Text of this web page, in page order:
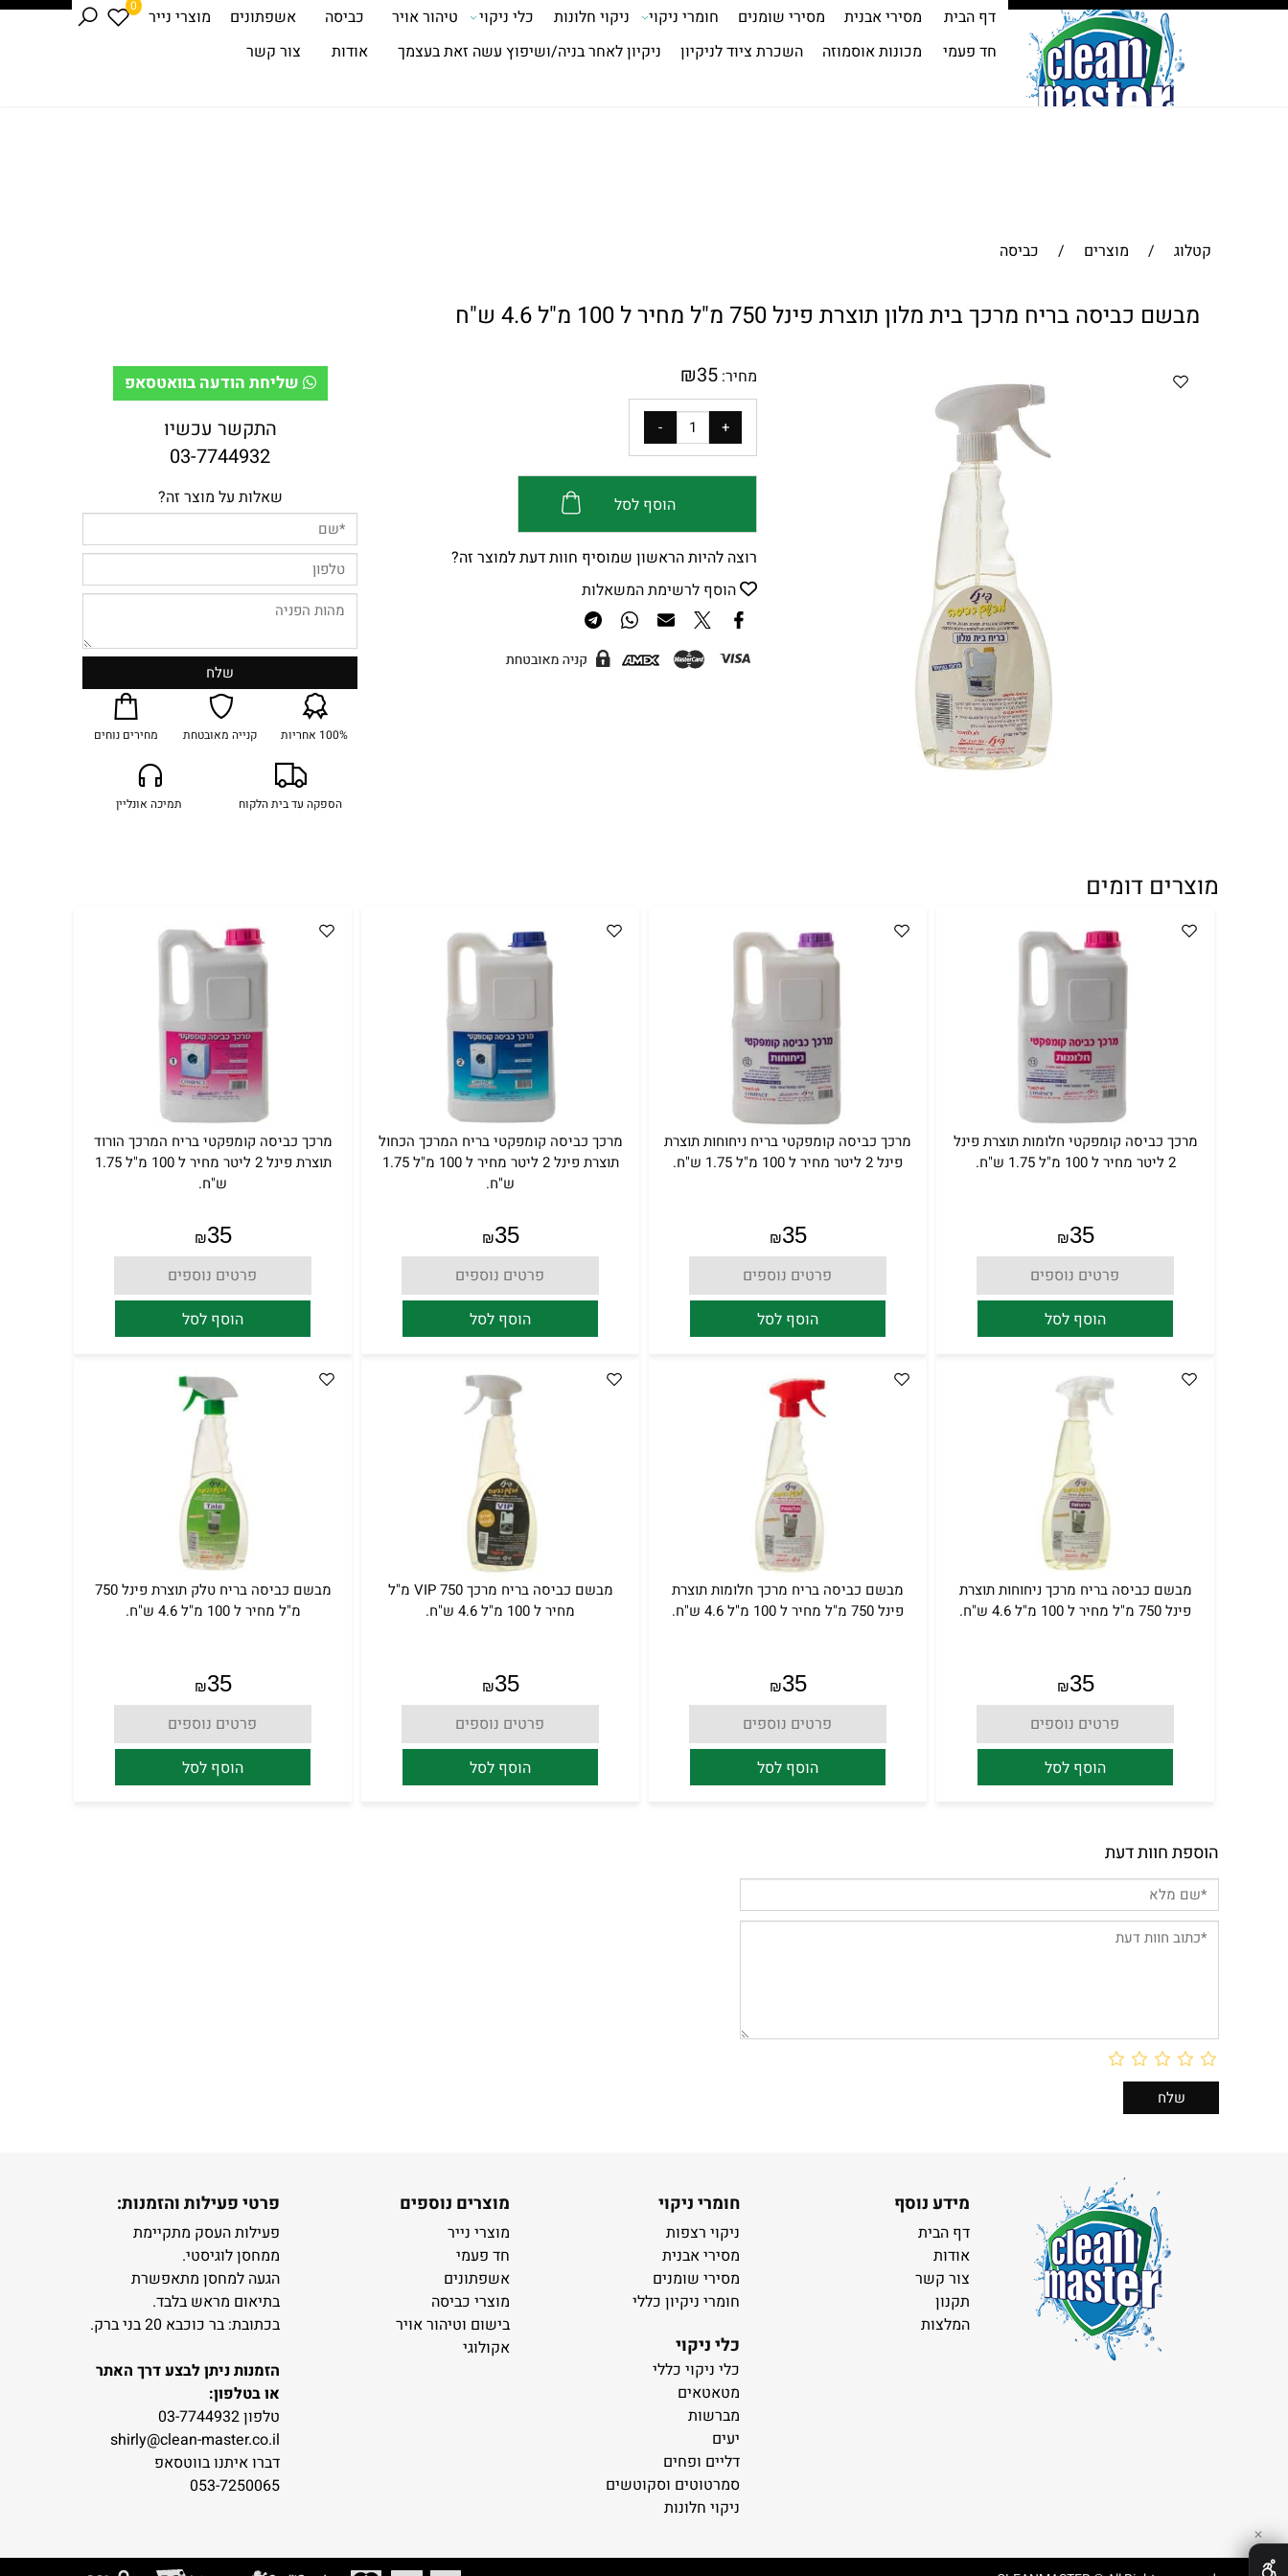
0 דף הבית מסירי אבנית מסירי שומנים חומרי ניקוי ניקוי חלונות כלי ניקוי טיהור אויר כביסה אשפתונים
מוצרי נייר
חד פעמי
מכונות אוסמוזה השכרת ציוד לניקיון ניקיון לאחר בניה/ושיפוץ עשה זאת בעצמך אודות צור קשר
קטלוג / מוצרים / כביסה
מבשם כביסה בריח מרכך בית מלון תוצרת פינל 750 מ"ל מחיר ל 100 מ"ל 4.6 ש"ח
מחיר: ₪35
הוסף לסל
רוצה להיות הראשון שמוסיף חוות דעת למוצר זה?
הוסף לרשימת המשאלות
שליחת הודעה בוואטסאפ
התקשר עכשיו
03-7744932
שאלות על מוצר זה?
100% אחריות קנייה מאובטחת מחירים נוחים
הספקה עד בית הלקוח תמיכה אונליין
מוצרים דומים
מרכך כביסה קומפקטי חלומות תוצרת פינל
2 ליטר מחיר ל 100 מ"ל 1.75 ש"ח.
₪35
פרטים נוספים
הוסף לסל
מרכך כביסה קומפקטי בריח ניחוחות תוצרת
פינל 2 ליטר מחיר ל 100 מ"ל 1.75 ש"ח.
₪35
פרטים נוספים
הוסף לסל
מרכך כביסה קומפקטי בריח המרכך הכחול
תוצרת פינל 2 ליטר מחיר ל 100 מ"ל 1.75
ש"ח.
₪35
פרטים נוספים
הוסף לסל
מרכך כביסה קומפקטי בריח המרכך הורוד
תוצרת פינל 2 ליטר מחיר ל 100 מ"ל 1.75
ש"ח.
₪35
פרטים נוספים
הוסף לסל
מבשם כביסה בריח מרכך ניחוחות תוצרת
פינל 750 מ"ל מחיר ל 100 מ"ל 4.6 ש"ח.
₪35
פרטים נוספים
הוסף לסל
מבשם כביסה בריח מרכך חלומות תוצרת
פינל 750 מ"ל מחיר ל 100 מ"ל 4.6 ש"ח.
₪35
פרטים נוספים
הוסף לסל
מבשם כביסה בריח מרכך VIP 750 מ"ל
מחיר ל 100 מ"ל 4.6 ש"ח.
₪35
פרטים נוספים
הוסף לסל
מבשם כביסה בריח טלק תוצרת פינל 750
מ"ל מחיר ל 100 מ"ל 4.6 ש"ח.
₪35
פרטים נוספים
הוסף לסל
הוספת חוות דעת
מידע נוסף
דף הבית
אודות
צור קשר
תקנון
המלצות
חומרי ניקוי
ניקוי רצפות
מסירי אבנית
מסירי שומנים
חומרי ניקיון כללי
כלי ניקוי
כלי ניקוי כללי
מטאטאים
מברשות
יעים
דליים ופחים
סמרטוטים וסקוטשים
ניקוי חלונות
מוצרים נוספים
מוצרי נייר
חד פעמי
אשפתונים
מוצרי כביסה
בישום וטיהור אויר
אקולוגי
פרטי פעילות והזמנות:
פעילות העסק מתקיימת
ממחסן לוגיסטי.
הגעה למחסן מתאפשרת
בתיאום מראש בלבד.
בכתובת: בר כוכבא 20 בני ברק.
הזמנות ניתן לבצע דרך האתר
או בטלפון:
טלפון 03-7744932
shirly@clean-master.co.il
דברו איתנו בווטסאפ
053-7250065
✕